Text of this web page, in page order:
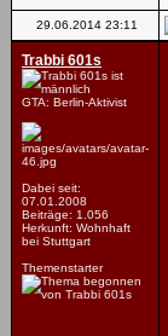
29.06.2014 23:11
Trabbi 601s
GTA: Berlin-Aktivist
Dabei seit:
07.01.2008
Beiträge: 1.056
Herkunft: Wohnhaft
bei Stuttgart
Themenstarter